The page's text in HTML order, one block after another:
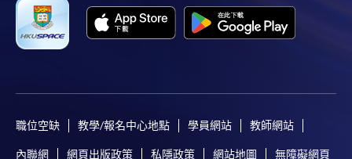
職位空缺 教學/報名中心地點 學員網站 教師網站
內聯網 網頁出版政策 私隱政策 網站地圖 無障礙網頁